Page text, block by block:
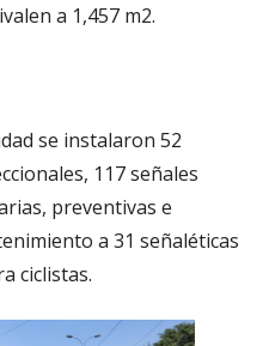
a 1,457 m2.
se instalaron 52
117 señales
preventivas e
a 31 señaléticas
ciclistas.